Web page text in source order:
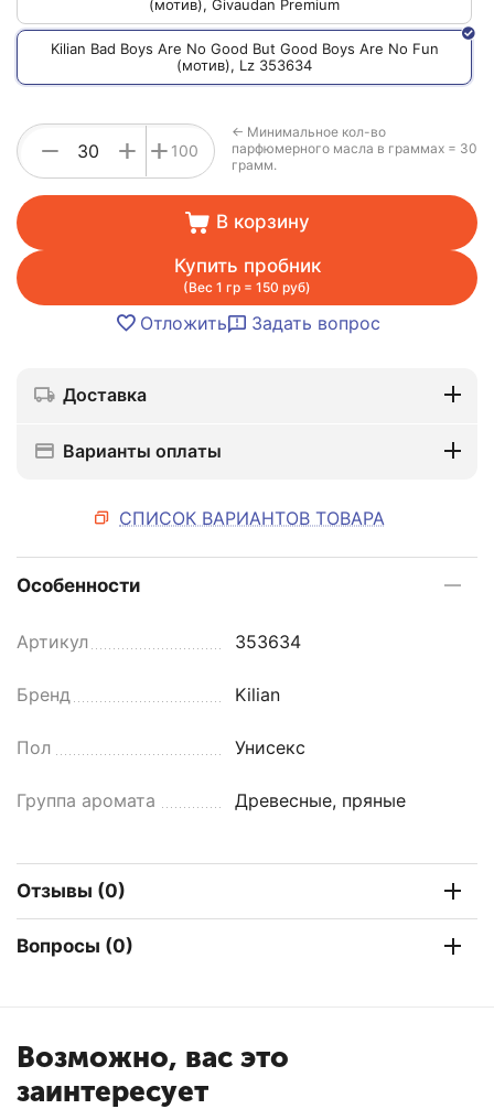
(мотив), Givaudan Premium
Kilian Bad Boys Are No Good But Good Boys Are No Fun
(мотив), Lz 353634
+ 100
+
−
← Минимальное кол-во
парфюмерного масла в граммах = 30
грамм.
В корзину
Купить пробник
(Вес 1 гр = 150 руб)
Отложить Задать вопрос
Доставка
Варианты оплаты
СПИСОК ВАРИАНТОВ ТОВАРА
Особенности
Артикул 353634
Бренд Kilian
Пол Унисекс
Группа аромата Древесные, пряные
Отзывы (0)
Вопросы (0)
Возможно, вас это
заинтересует